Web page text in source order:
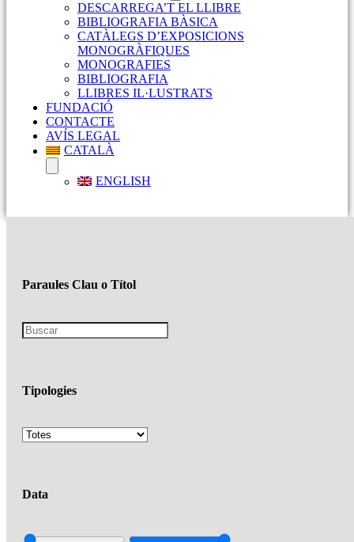
DESCARREGA’T EL LLIBRE
BIBLIOGRAFIA BÀSICA
CATÀLEGS D’EXPOSICIONS
MONOGRÀFIQUES
MONOGRAFIES
BIBLIOGRAFIA
LLIBRES IL·LUSTRATS
FUNDACIÓ
CONTACTE
AVÍS LEGAL
CATALÀ
ENGLISH
Paraules Clau o Títol
Tipologies
Data